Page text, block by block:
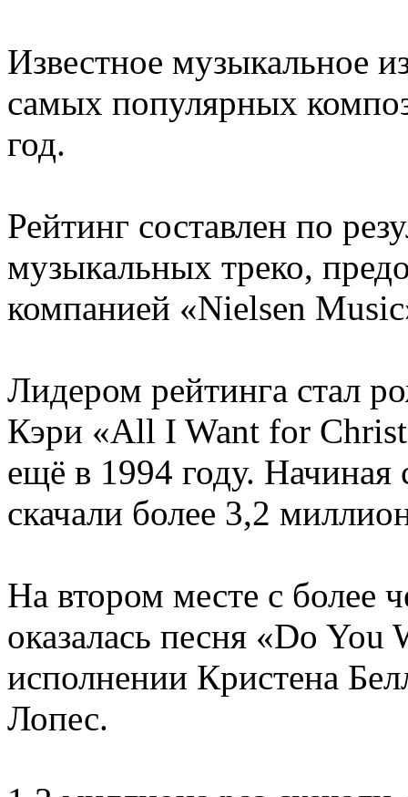
Известное музыкальное
самых популярных
год.
Рейтинг составлен по
музыкальных треко,
компанией «Nielsen
Лидером рейтинга стал
Кэри «All I Want for
ещё в 1994 году.
скачали более 3,2
На втором месте с более
оказалась песня «Do
исполнении Кристена
Лопес.